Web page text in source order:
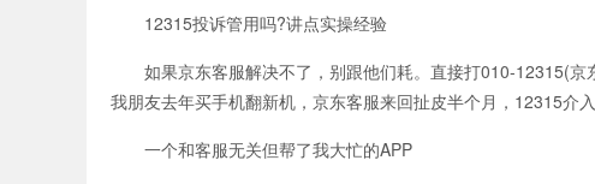
12315投诉管用吗?讲点实操经验
如果京东客服解决不了，别跟他们耗。直接打010-12315(京
我朋友去年买手机翻新机，京东客服来回扯皮半个月，12315介
一个和客服无关但帮了我大忙的APP